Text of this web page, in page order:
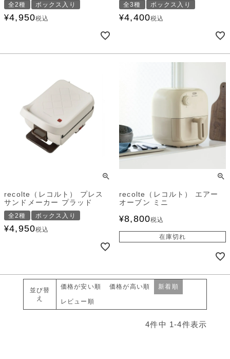
全2種 ボックス入り
¥4,950税込
全3種 ボックス入り
¥4,400税込
recolte（レコルト） プレス
サンドメーカー プラッド
全2種 ボックス入り
¥4,950税込
recolte（レコルト） エアー
オーブン ミニ
¥8,800税込
在庫切れ
並び替
え
価格が安い順 価格が高い順 新着順
レビュー順
4件中 1-4件表示